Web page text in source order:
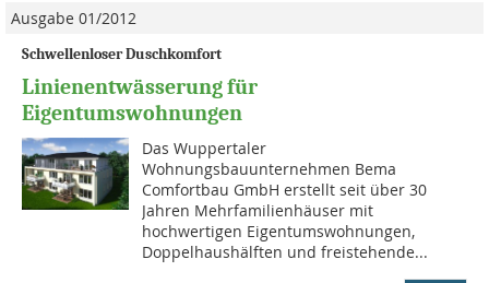
Ausgabe 01/2012
Schwellenloser Duschkomfort
Linienentwässerung für
Eigentumswohnungen
Das Wuppertaler
Wohnungsbauunternehmen Bema
Comfortbau GmbH erstellt seit über 30
Jahren Mehrfamilienhäuser mit
hochwertigen Eigentumswohnungen,
Doppelhaushälften und freistehende...